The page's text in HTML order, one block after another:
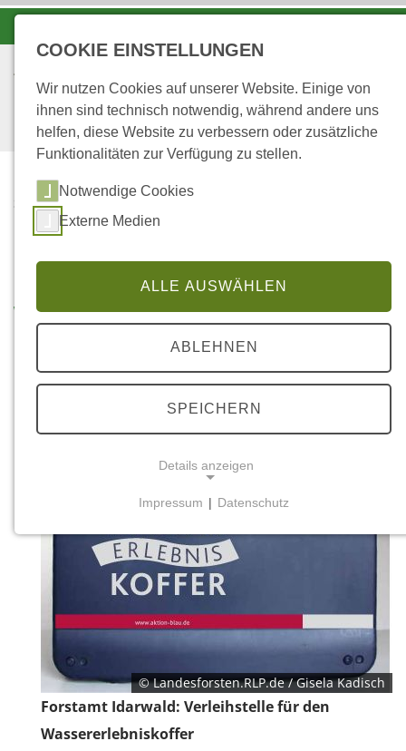
STARTSEITE
...
WASSERERLEBNISKOFF
Wasser-Erlebnis-Koffer bei
© Landesforsten.RLP.de / Gisela Kadisch
Forstamt Idarwald: Verleihstelle für den
Wassererlebniskoffer
COOKIE EINSTELLUNGEN
Wir nutzen Cookies auf unserer Website. Einige von
ihnen sind technisch notwendig, während andere uns
helfen, diese Website zu verbessern oder zusätzliche
Funktionalitäten zur Verfügung zu stellen.
Notwendige Cookies
Externe Medien
ALLE AUSWÄHLEN
ABLEHNEN
SPEICHERN
Details anzeigen
Notwendige Cookies ermöglichen grundlegende
Funktionen und sind für die einwandfreie Funktion
der Website erforderlich.
Einverständnis-Cookie
Name:
cookie_consent
Dieser Cookie speichert die ausgewählten
Impressum | Datenschutz